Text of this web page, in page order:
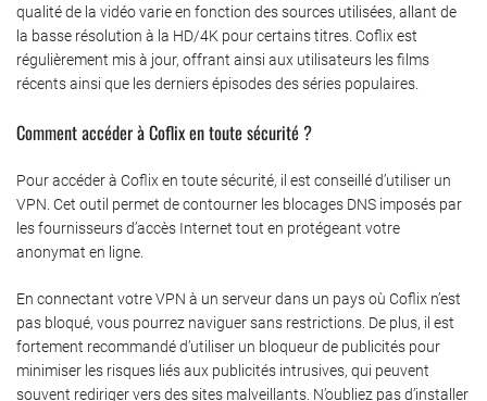
qualité de la vidéo varie en fonction des sources utilisées, allant de
la basse résolution à la HD/4K pour certains titres. Coflix est
régulièrement mis à jour, offrant ainsi aux utilisateurs les films
récents ainsi que les derniers épisodes des séries populaires.
Comment accéder à Coflix en toute sécurité ?
Pour accéder à Coflix en toute sécurité, il est conseillé d’utiliser un
VPN. Cet outil permet de contourner les blocages DNS imposés par
les fournisseurs d’accès Internet tout en protégeant votre
anonymat en ligne.
En connectant votre VPN à un serveur dans un pays où Coflix n’est
pas bloqué, vous pourrez naviguer sans restrictions. De plus, il est
fortement recommandé d’utiliser un bloqueur de publicités pour
minimiser les risques liés aux publicités intrusives, qui peuvent
souvent rediriger vers des sites malveillants. N’oubliez pas d’installer